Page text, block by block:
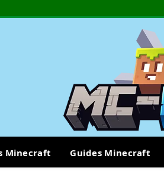
Minecraft Guides Minecraft